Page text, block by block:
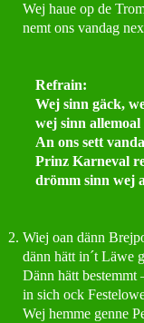
Wej haue op de
nemt ons vandag
Refrain:
Wej sinn gäck,
wej sinn allemoal
An ons sett
Prinz Karneval
drömm sinn wej
2. Wiej oan dänn
dänn hätt in´t Läwe
Dänn hätt bestemmt
in sich ock
Wej hemme genne